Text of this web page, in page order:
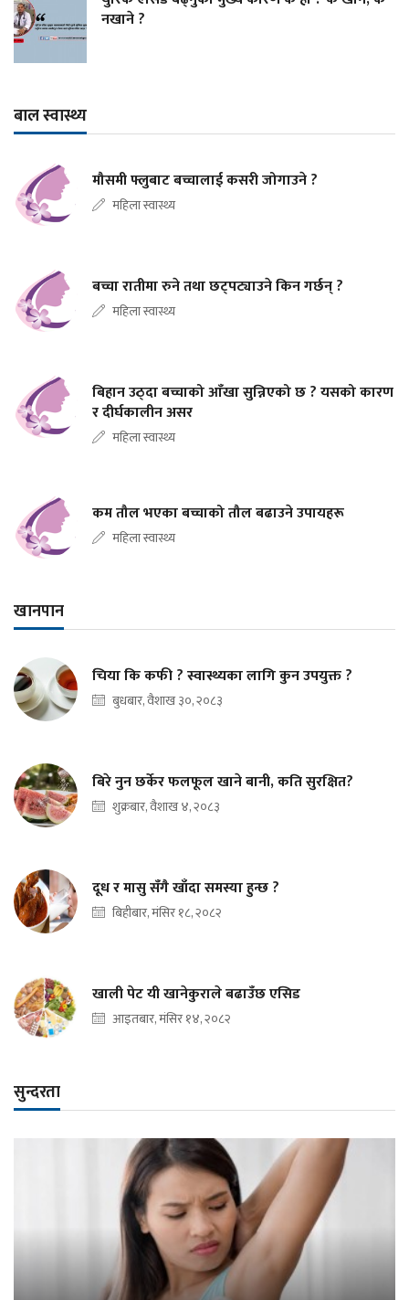
नखाने ?
बाल स्वास्थ्य
मौसमी फ्लुबाट बच्चालाई कसरी जोगाउने ?
महिला स्वास्थ्य
बच्चा रातीमा रुने तथा छट्पट्याउने किन गर्छन् ?
महिला स्वास्थ्य
बिहान उठ्दा बच्चाको आँखा सुन्निएको छ ? यसको कारण
र दीर्घकालीन असर
महिला स्वास्थ्य
कम तौल भएका बच्चाको तौल बढाउने उपायहरू
महिला स्वास्थ्य
खानपान
चिया कि कफी ? स्वास्थ्यका लागि कुन उपयुक्त ?
बुधबार, वैशाख ३०, २०८३
बिरे नुन छर्केर फलफूल खाने बानी, कति सुरक्षित?
शुक्रबार, वैशाख ४, २०८३
दूध र मासु सँगै खाँदा समस्या हुन्छ ?
बिहीबार, मंसिर १८, २०८२
खाली पेट यी खानेकुराले बढाउँछ एसिड
आइतबार, मंसिर १४, २०८२
सुन्दरता